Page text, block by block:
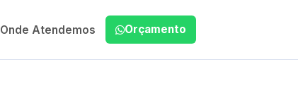
Onde Atendemos Orçamento